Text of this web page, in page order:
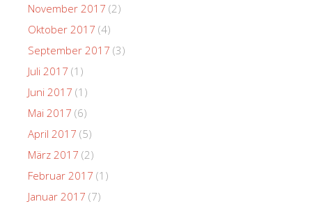
November 2017 (2)
Oktober 2017 (4)
September 2017 (3)
Juli 2017 (1)
Juni 2017 (1)
Mai 2017 (6)
April 2017 (5)
März 2017 (2)
Februar 2017 (1)
Januar 2017 (7)